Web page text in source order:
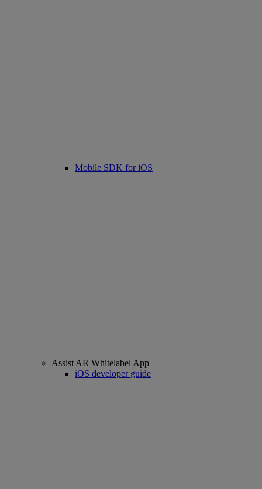
Mobile SDK for iOS
Assist AR Whitelabel App
iOS developer guide